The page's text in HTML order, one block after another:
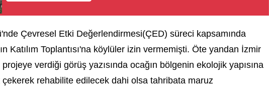
Çevresel Etki Değerlendirmesi(ÇED) süreci kapsamında
Katılım Toplantısı'na köylüler izin vermemişti. Öte yandan İzmir
verdiği görüş yazısında ocağın bölgenin ekolojik yapısına
rehabilite edilecek dahi olsa tahribata maruz